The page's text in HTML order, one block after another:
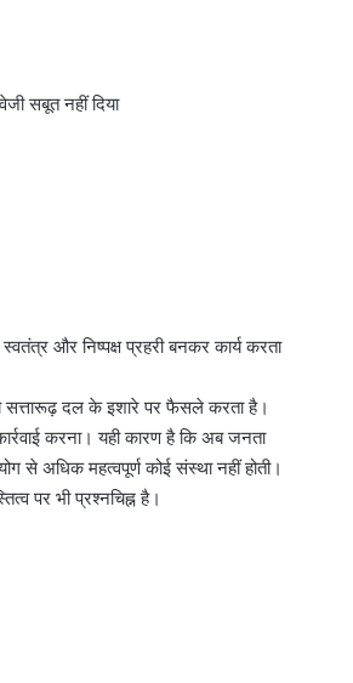
सबूत नहीं दिया
और निष्पक्ष प्रहरी बनकर कार्य करता
सत्तारूढ़ दल के इशारे पर फैसले करता है।
करना। यही कारण है कि अब जनता
से अधिक महत्वपूर्ण कोई संस्था नहीं होती।
पर भी प्रश्नचिह्न है।